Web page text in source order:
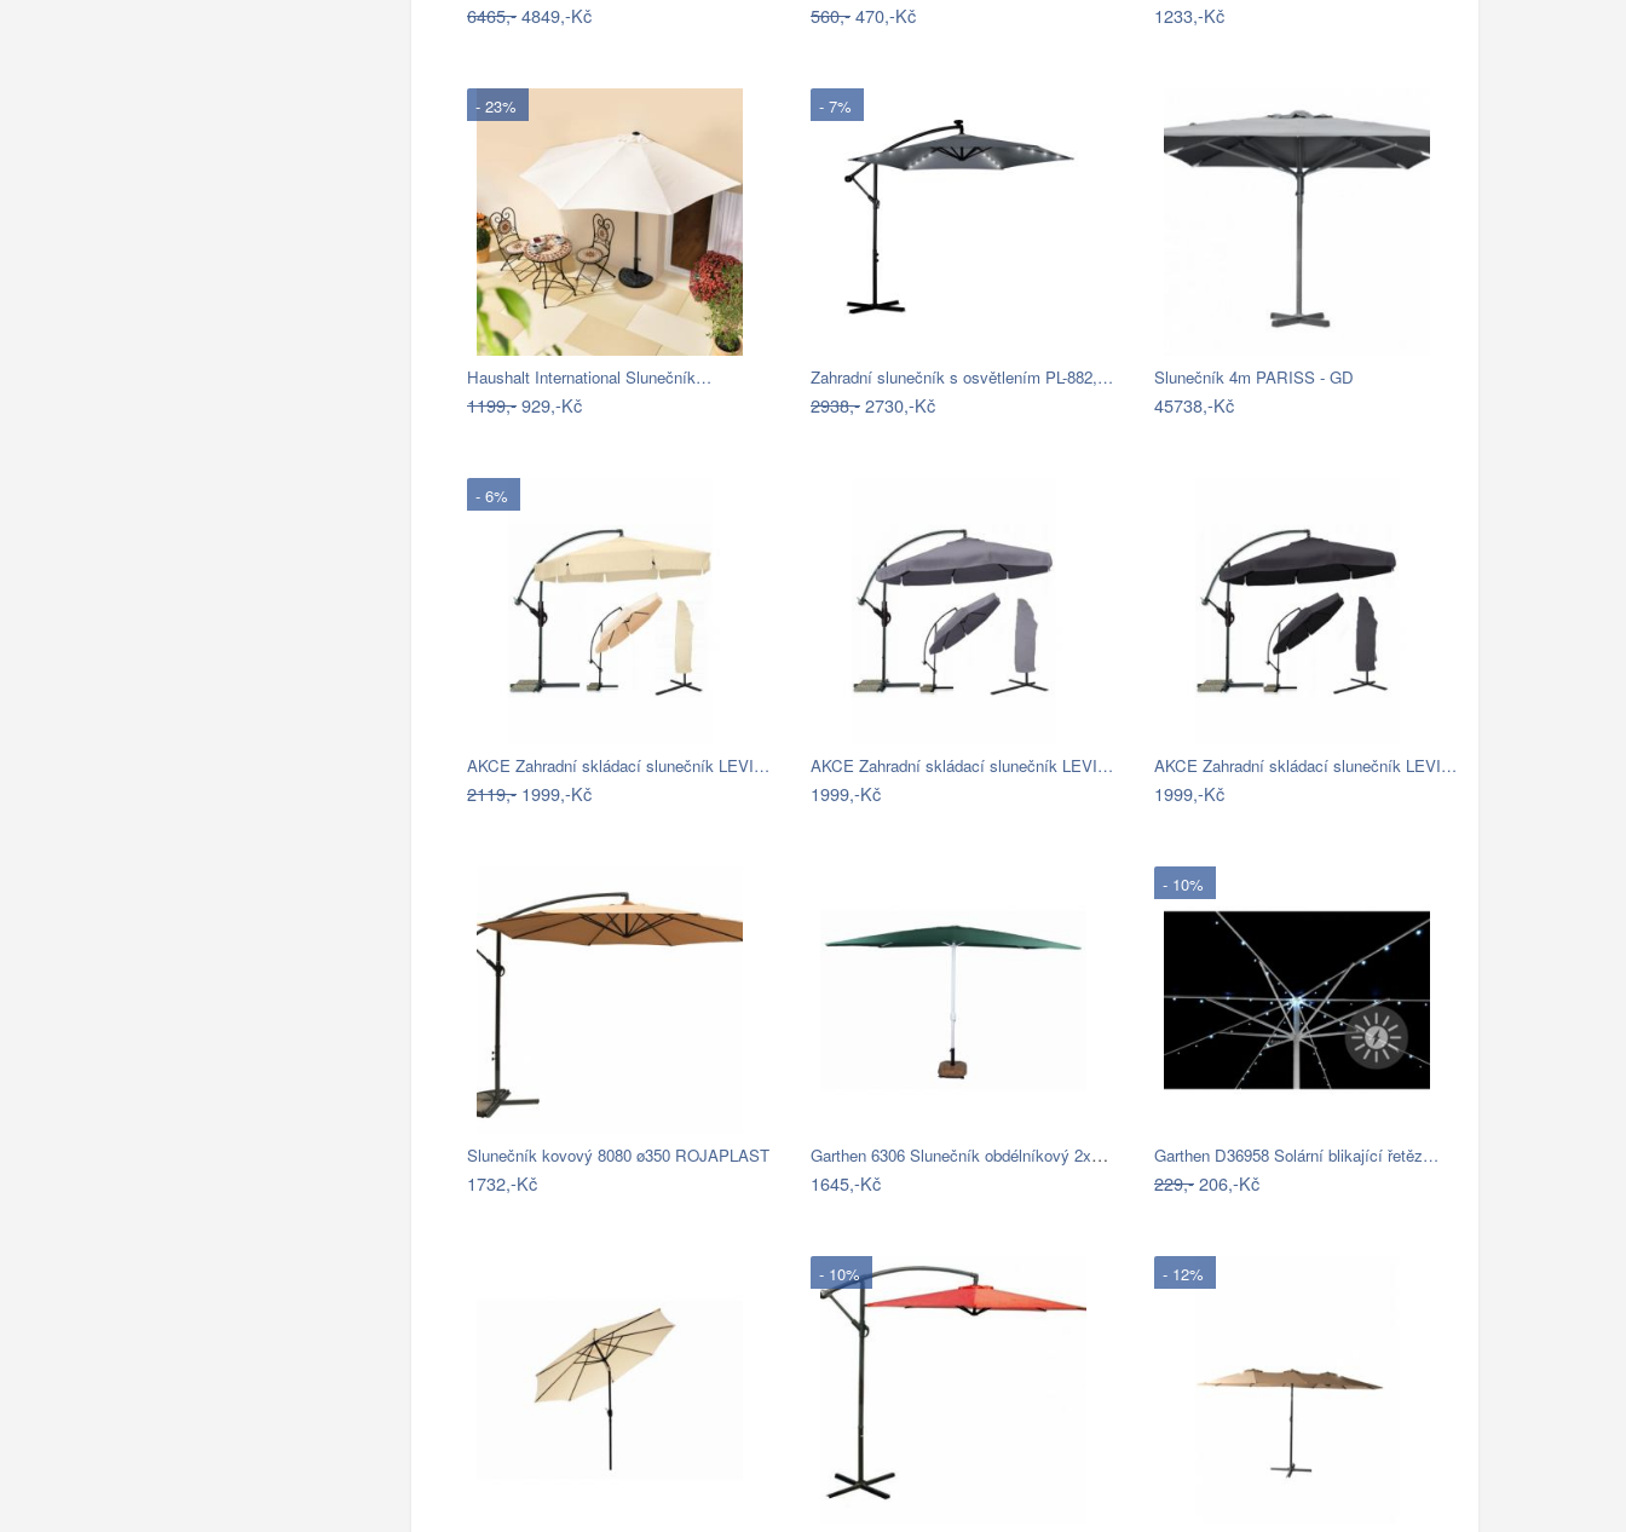
6465,-4849,-Kč 560,-470,-Kč 1233,-Kč
- 23%
Haushalt International Slunečník…
1199,-929,-Kč
- 7%
Zahradní slunečník s osvětlením PL-882,…
2938,-2730,-Kč
Slunečník 4m PARISS - GD
45738,-Kč
- 6%
AKCE Zahradní skládací slunečník LEVI…
2119,- 1999,-Kč
AKCE Zahradní skládací slunečník LEVI…
1999,-Kč
AKCE Zahradní skládací slunečník LEVI…
1999,-Kč
Slunečník kovový 8080 ø350 ROJAPLAST
1732,-Kč
Garthen 6306 Slunečník obdélníkový 2x3…
1645,-Kč
- 10%
Garthen D36958 Solární blikající řetěz…
229,-206,-Kč
- 10% - 12%